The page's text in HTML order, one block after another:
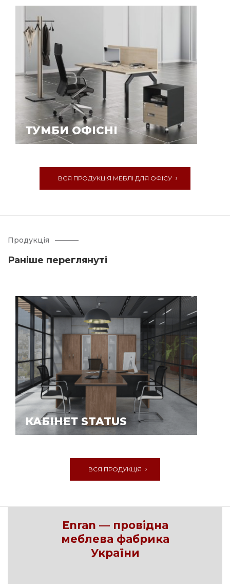
ТУМБИ ОФІСНІ
ВСЯ ПРОДУКЦІЯ МЕБЛІ ДЛЯ ОФІСУ
Продукція
Раніше переглянуті
КАБІНЕТ STATUS
ВСЯ ПРОДУКЦІЯ
Enran — провідна
меблева фабрика
України